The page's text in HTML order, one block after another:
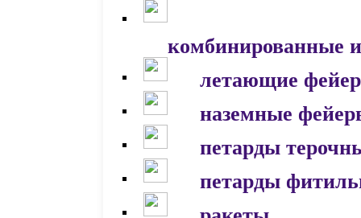
комбинированные
летающие
наземные
петарды
петарды